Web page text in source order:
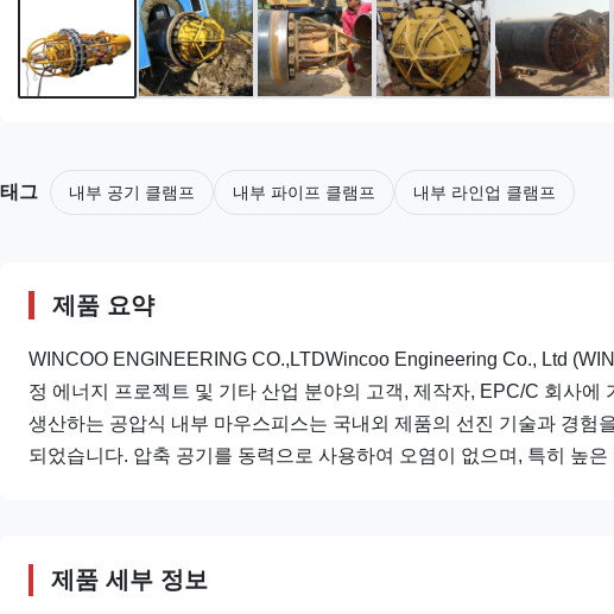
태그 내부 공기 클램프 내부 파이프 클램프 내부 라인업 클램프
제품 요약
WINCOO ENGINEERING CO.,LTDWincoo Engineering Co., Ltd
정 에너지 프로젝트 및 기타 산업 분야의 고객, 제작자, EPC/C 회사
생산하는 공압식 내부 마우스피스는 국내외 제품의 선진 기술과 경
되었습니다. 압축 공기를 동력으로 사용하여 오염이 없으며, 특히 높은
제품 세부 정보